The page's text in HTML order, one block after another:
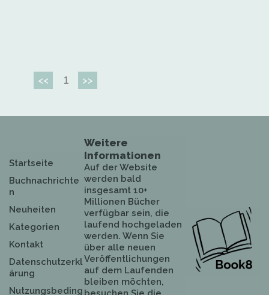
<< 1 >>
Startseite
Buchnachrichte
n
Neuheiten
Kategorien
Kontakt
Datenschutzerkl
ärung
Nutzungsbeding
Weitere
Informationen
Auf der Website
werden bald
insgesamt 10+
Millionen Bücher
verfügbar sein, die
laufend hochgeladen
werden. Wenn Sie
über alle neuen
Veröffentlichungen
auf dem Laufenden
bleiben möchten,